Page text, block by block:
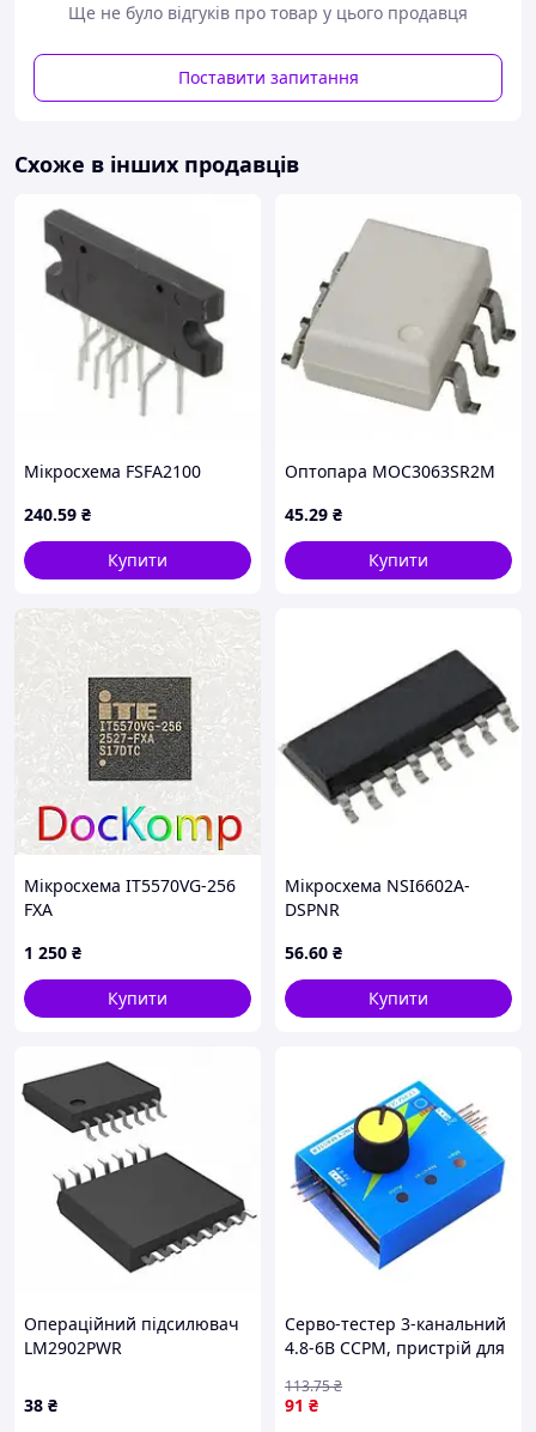
Ще не було відгуків про товар у цього продавця
Поставити запитання
Схоже в інших продавців
Мікросхема FSFA2100
240.59 ₴
Купити
Оптопара MOC3063SR2M
45.29 ₴
Купити
Мікросхема IT5570VG-256
FXA
1 250 ₴
Купити
Мікросхема NSI6602A-
DSPNR
56.60 ₴
Купити
Операційний підсилювач
LM2902PWR
38 ₴
Серво-тестер 3-канальний
4.8-6В CCPM, пристрій для
налаштування
сервоприводів моделей і
91 ₴
113.75₴